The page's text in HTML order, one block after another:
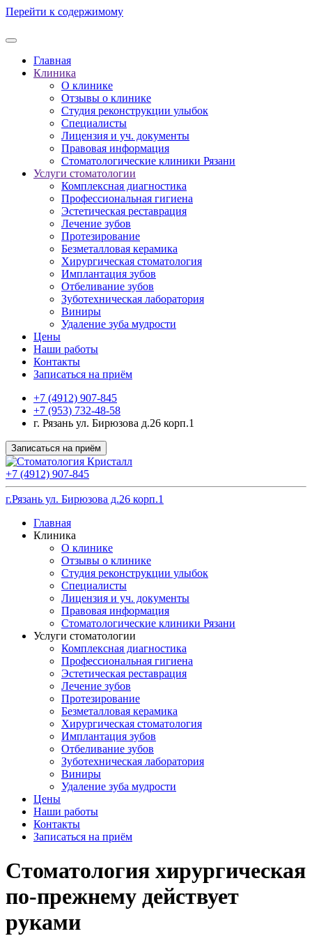
Перейти к содержимому
Главная
Клиника
О клинике
Отзывы о клинике
Студия реконструкции улыбок
Специалисты
Лицензия и уч. документы
Правовая информация
Стоматологические клиники Рязани
Услуги стоматологии
Комплексная диагностика
Профессиональная гигиена
Эстетическая реставрация
Лечение зубов
Протезирование
Безметалловая керамика
Хирургическая стоматология
Имплантация зубов
Отбеливание зубов
Зуботехническая лаборатория
Виниры
Удаление зуба мудрости
Цены
Наши работы
Контакты
Записаться на приём
+7 (4912) 907-845
+7 (953) 732-48-58
г. Рязань ул. Бирюзова д.26 корп.1
Записаться на приём
+7 (4912) 907-845
г.Рязань ул. Бирюзова д.26 корп.1
Главная
Клиника
О клинике
Отзывы о клинике
Студия реконструкции улыбок
Специалисты
Лицензия и уч. документы
Правовая информация
Стоматологические клиники Рязани
Услуги стоматологии
Комплексная диагностика
Профессиональная гигиена
Эстетическая реставрация
Лечение зубов
Протезирование
Безметалловая керамика
Хирургическая стоматология
Имплантация зубов
Отбеливание зубов
Зуботехническая лаборатория
Виниры
Удаление зуба мудрости
Цены
Наши работы
Контакты
Записаться на приём
Стоматология хирургическая
по-прежнему действует
руками